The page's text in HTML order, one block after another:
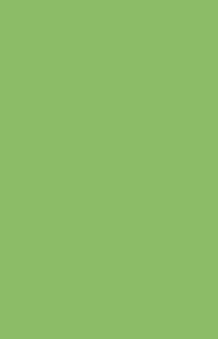
novērošanas kameras, Portatīvie